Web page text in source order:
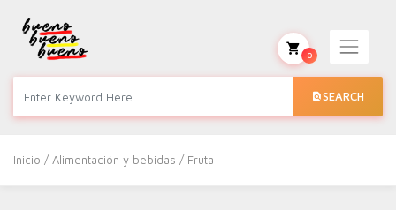
SEARCH
0
Inicio /Alimentación y bebidas / Fruta